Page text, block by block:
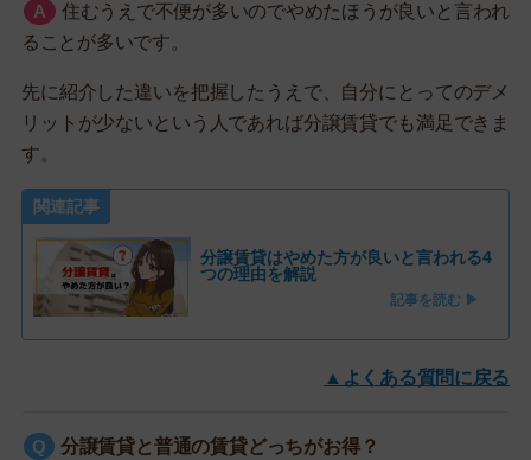
住むうえで不便が多いのでやめたほうが良いと言われ
ることが多いです。
先に紹介した違いを把握したうえで、自分にとってのデメ
リットが少ないという人であれば分譲賃貸でも満足できま
す。
関連記事
分譲賃貸はやめた方が良いと言われる4
つの理由を解説
記事を読む ▶
▲よくある質問に戻る
分譲賃貸と普通の賃貸どっちがお得？